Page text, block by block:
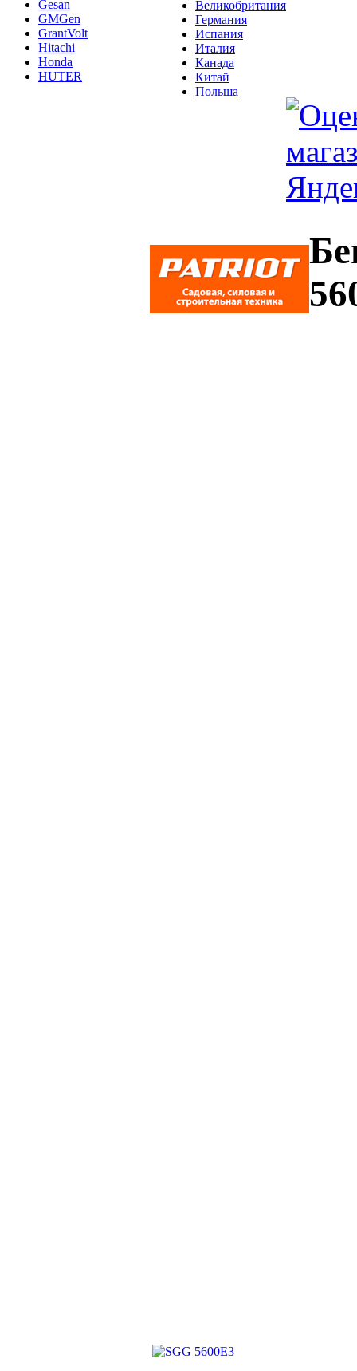
Gesan
GMGen
GrantVolt
Hitachi
Honda
HUTER
Великобритания
Германия
Испания
Италия
Канада
Китай
Польша